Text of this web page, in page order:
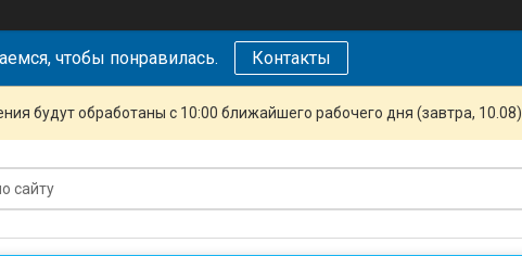
чтобы понравилась. Контакты
будут обработаны с 10:00 ближайшего рабочего дня (завтра, 10.08)